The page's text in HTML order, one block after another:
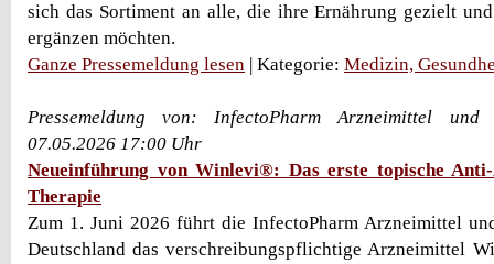
sich das Sortiment an alle, die ihre Ernährung gezielt
ergänzen möchten.
Ganze Pressemeldung lesen | Kategorie: Medizin,
Pressemeldung von: InfectoPharm Arzneimittel
07.05.2026 17:00 Uhr
Neueinführung von Winlevi®: Das erste topische
Therapie
Zum 1. Juni 2026 führt die InfectoPharm Arzneimittel
Deutschland das verschreibungspflichtige Arzneimittel